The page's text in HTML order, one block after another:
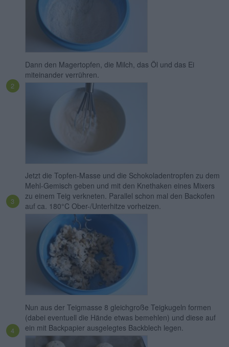
Dann den Magertopfen, die Milch, das Öl und das Ei
miteinander verrühren.
Jetzt die Topfen-Masse und die Schokoladentropfen zu dem
Mehl-Gemisch geben und mit den Knethaken eines Mixers
zu einem Teig verkneten. Parallel schon mal den Backofen
auf ca. 180°C Ober-/Unterhitze vorheizen.
Nun aus der Teigmasse 8 gleichgroße Teigkugeln formen
(dabei eventuell die Hände etwas bemehlen) und diese auf
ein mit Backpapier ausgelegtes Backblech legen.